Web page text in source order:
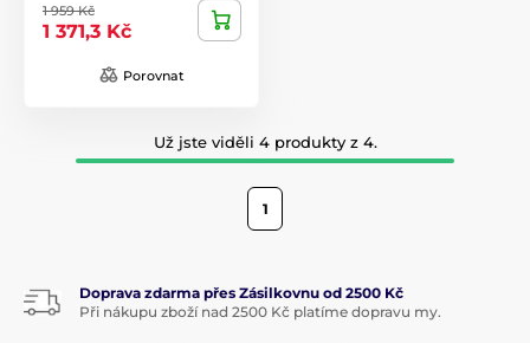
1 959 Kč
1 371,3 Kč
Porovnat
Už jste viděli 4 produkty z 4.
1
Doprava zdarma přes Zásilkovnu od 2500 Kč
Při nákupu zboží nad 2500 Kč platíme dopravu my.